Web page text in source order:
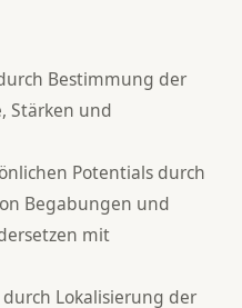
Bestimmung der
Stärken und
Potentials durch
Begabungen und
mit
Lokalisierung der